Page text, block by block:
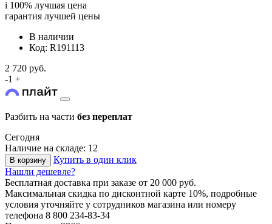
i 100% лучшая цена
гарантия лучшей цены
В наличии
Код: R191113
2 720 руб.
-1 +
Разбить на части без переплат
Сегодня
Наличие на складе: 12
В корзину
Купить в один клик
Нашли дешевле?
Бесплатная доставка при заказе от 20 000 руб.
Максимальная скидка по дисконтной карте 10%, подробные
условия уточняйте у сотрудников магазина или номеру
телефона 8 800 234-83-34